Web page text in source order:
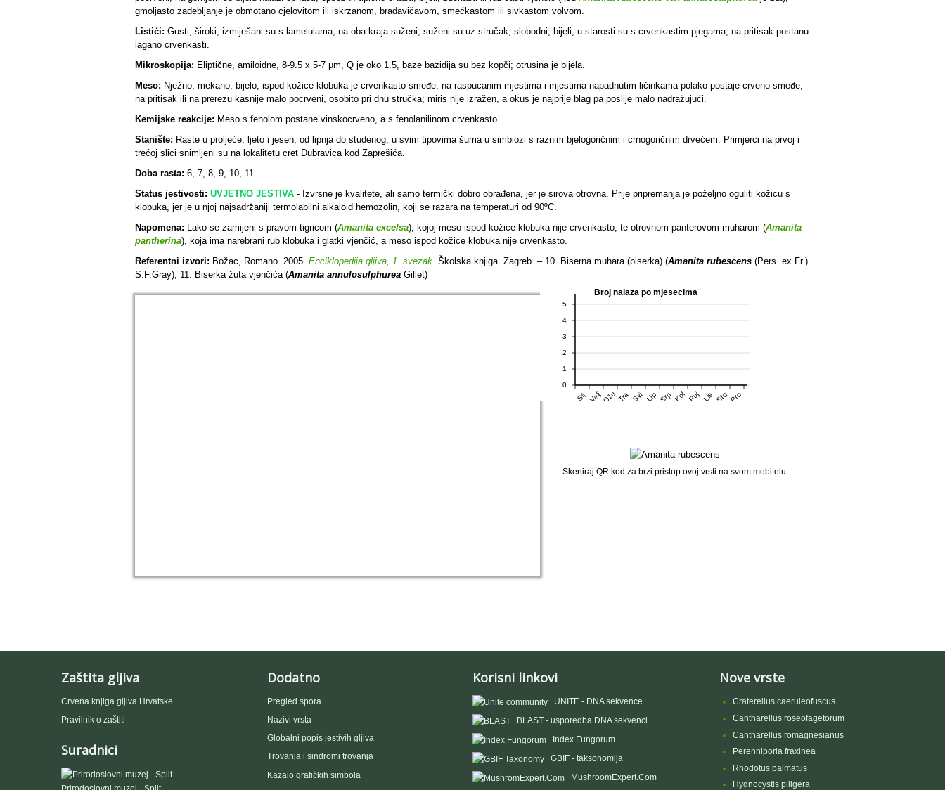
gmoljasto zadebljanje je obmotano cjelovitom ili iskrzanom, bradavičavom, smećkastom ili sivkastom volvom.
Listići: Gusti, široki, izmiješani su s lamelulama, na oba kraja suženi, suženi su uz stručak, slobodni, bijeli, u starosti su s crvenkastim pjegama, na pritisak postanu
lagano crvenkasti.
Mikroskopija: Eliptične, amiloidne, 8-9.5 x 5-7 µm, Q je oko 1.5, baze bazidija su bez kopči; otrusina je bijela.
Meso: Nježno, mekano, bijelo, ispod kožice klobuka je crvenkasto-smeđe, na raspucanim mjestima i mjestima napadnutim ličinkama polako postaje crveno-smeđe,
na pritisak ili na prerezu kasnije malo pocrveni, osobito pri dnu stručka; miris nije izražen, a okus je najprije blag pa poslije malo nadražujući.
Kemijske reakcije: Meso s fenolom postane vinskocrveno, a s fenolanilinom crvenkasto.
Stanište: Raste u proljeće, ljeto i jesen, od lipnja do studenog, u svim tipovima šuma u simbiozi s raznim bjelogoričnim i crnogoričnim drvećem. Primjerci na prvoj i
trećoj slici snimljeni su na lokalitetu cret Dubravica kod Zaprešića.
Doba rasta: 6, 7, 8, 9, 10, 11
Status jestivosti: UVJETNO JESTIVA - Izvrsne je kvalitete, ali samo termički dobro obrađena, jer je sirova otrovna. Prije pripremanja je poželjno oguliti kožicu s
klobuka, jer je u njoj najsadržaniji termolabilni alkaloid hemozolin, koji se razara na temperaturi od 90ºC.
Napomena: Lako se zamijeni s pravom tigricom (Amanita excelsa), kojoj meso ispod kožice klobuka nije crvenkasto, te otrovnom panterovom muharom (Amanita
pantherina), koja ima narebrani rub klobuka i glatki vjenčić, a meso ispod kožice klobuka nije crvenkasto.
Referentni izvori: Božac, Romano. 2005. Enciklopedija gljiva, 1. svezak. Školska knjiga. Zagreb. – 10. Biserna muhara (biserka) (Amanita rubescens (Pers. ex Fr.)
S.F.Gray); 11. Biserka žuta vjenčića (Amanita annulosulphurea Gillet)
Broj nalaza po mjesecima
0
1
2
3
4
5
Sij VeljOžuTra Svi Lip Srp Kol Ruj Lis Stu Pro
Skeniraj QR kod za brzi pristup ovoj vrsti na svom mobitelu.
Zaštita gljiva
Crvena knjiga gljiva Hrvatske
Pravilnik o zaštiti
Suradnici
Dodatno
Pregled spora
Nazivi vrsta
Globalni popis jestivih gljiva
Trovanja i sindromi trovanja
Kazalo grafičkih simbola
Korisni linkovi
UNITE - DNA sekvence
BLAST - usporedba DNA sekvenci
Index Fungorum
GBIF - taksonomija
MushroomExpert.Com
Nove vrste
Craterellus caeruleofuscus
Cantharellus roseofagetorum
Cantharellus romagnesianus
Perenniporia fraxinea
Rhodotus palmatus
Hydnocystis piligera